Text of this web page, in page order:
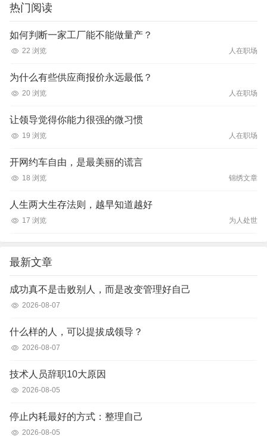
热门阅读
如何判断一家工厂能不能做量产？
22 浏览 人在职场
为什么有些供应商报价永远最低？
20 浏览 人在职场
让领导觉得你能力很强的微习惯
19 浏览 人在职场
开网约车自由，是最美丽的谎言
18 浏览 锦绣文章
人生两大生存法则，越早知道越好
17 浏览 为人处世
最新文章
成功真不是击败别人，而是改变管理好自己
2026-08-07
什么样的人，可以提拔成领导？
2026-08-07
技术人员辞职10大原因
2026-08-05
停止内耗最好的方式：整理自己
2026-08-05